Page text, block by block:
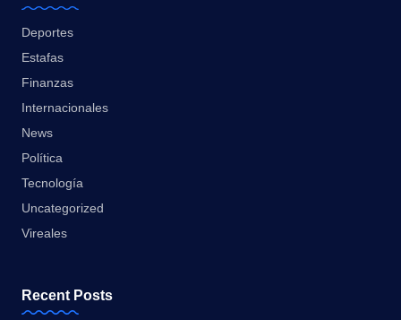
Deportes
Estafas
Finanzas
Internacionales
News
Política
Tecnología
Uncategorized
Vireales
Recent Posts